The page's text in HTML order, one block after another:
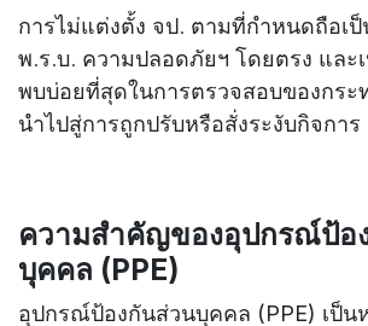
การไม่แต่งตั้ง จป. ตามที่กำหนดถือเป็
พ.ร.บ. ความปลอดภัยฯ โดยตรง และ
พบบ่อยที่สุดในการตรวจสอบของกระ
นำไปสู่การถูกปรับหรือสั่งระงับกิจการ
ความสำคัญของอุปกรณ์ป้อ
บุคคล (PPE)
อุปกรณ์ป้องกันส่วนบุคคล (PPE) เป็น